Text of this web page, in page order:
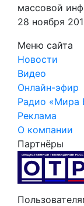
массовой
28 ноября
Меню сайта
Новости
Видео
Онлайн-эфир
Радио «Мира
Реклама
О компании
Партнёры